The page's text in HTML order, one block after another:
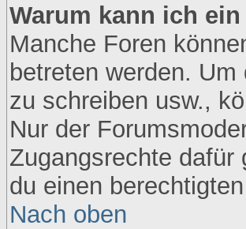
Warum kann ich
Manche Foren
betreten werden.
zu schreiben usw.,
Nur der
Zugangsrechte
du einen
Nach oben